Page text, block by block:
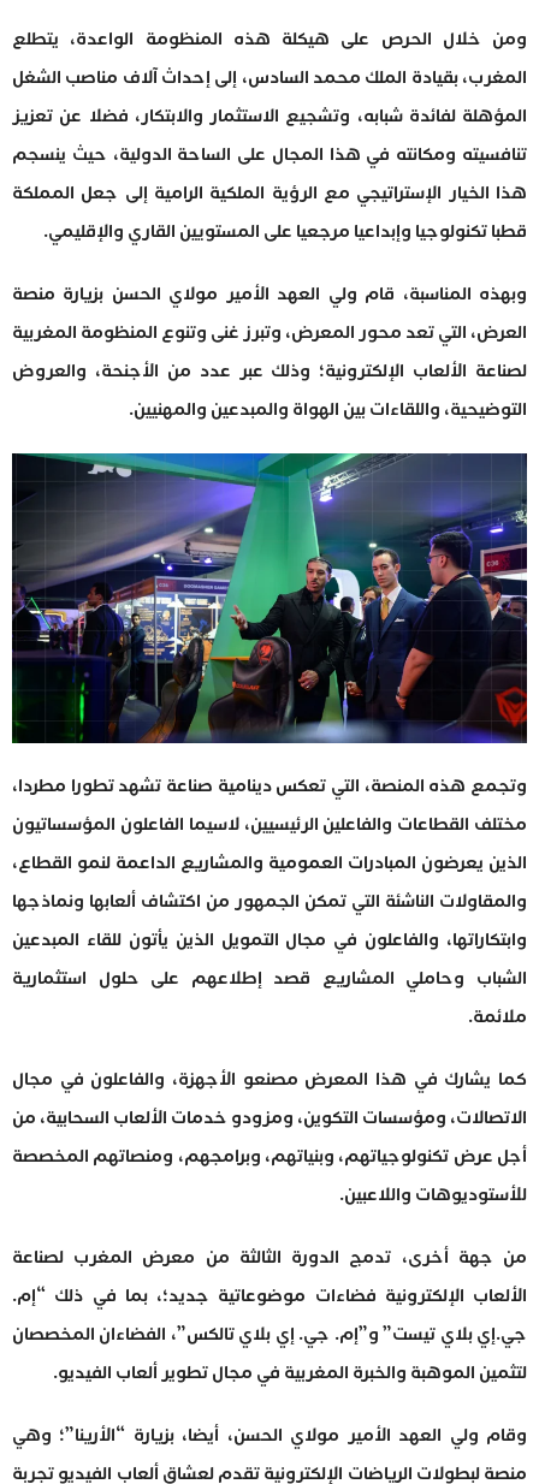
ومن خلال الحرص على هيكلة هذه المنظومة الواعدة، يتطلع
المغرب، بقيادة الملك محمد السادس، إلى إحداث آلاف مناصب الشغل
المؤهلة لفائدة شبابه، وتشجيع الاستثمار والابتكار، فضلا عن تعزيز
تنافسيته ومكانته في هذا المجال على الساحة الدولية، حيث ينسجم
هذا الخيار الإستراتيجي مع الرؤية الملكية الرامية إلى جعل المملكة
قطبا تكنولوجيا وإبداعيا مرجعيا على المستويين القاري والإقليمي.
وبهذه المناسبة، قام ولي العهد الأمير مولاي الحسن بزيارة منصة
العرض، التي تعد محور المعرض، وتبرز غنى وتنوع المنظومة المغربية
لصناعة الألعاب الإلكترونية؛ وذلك عبر عدد من الأجنحة، والعروض
التوضيحية، واللقاءات بين الهواة والمبدعين والمهنيين.
وتجمع هذه المنصة، التي تعكس دينامية صناعة تشهد تطورا مطردا،
مختلف القطاعات والفاعلين الرئيسيين، لاسيما الفاعلون المؤسساتيون
الذين يعرضون المبادرات العمومية والمشاريع الداعمة لنمو القطاع،
والمقاولات الناشئة التي تمكن الجمهور من اكتشاف ألعابها ونماذجها
وابتكاراتها، والفاعلون في مجال التمويل الذين يأتون للقاء المبدعين
الشباب وحاملي المشاريع قصد إطلاعهم على حلول استثمارية
ملائمة.
كما يشارك في هذا المعرض مصنعو الأجهزة، والفاعلون في مجال
الاتصالات، ومؤسسات التكوين، ومزودو خدمات الألعاب السحابية، من
أجل عرض تكنولوجياتهم، وبنياتهم، وبرامجهم، ومنصاتهم المخصصة
للأستوديوهات واللاعبين.
من جهة أخرى، تدمج الدورة الثالثة من معرض المغرب لصناعة
الألعاب الإلكترونية فضاءات موضوعاتية جديد؛، بما في ذلك “إم.
جي.إي بلاي تيست” و”إم. جي. إي بلاي تالكس”، الفضاءان المخصصان
لتثمين الموهبة والخبرة المغربية في مجال تطوير ألعاب الفيديو.
وقام ولي العهد الأمير مولاي الحسن، أيضا، بزيارة “الأرينا”؛ وهي
منصة لبطولات الرياضات الإلكترونية تقدم لعشاق ألعاب الفيديو تجربة